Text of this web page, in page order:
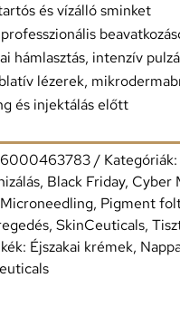
és vízálló sminket
hámlasztás, intenzív
lézerek,
és injektálás előtt
Kategóriák:
, Black Friday, Cyber
Microneedling, Pigment
, SkinCeuticals,
Éjszakai krémek,